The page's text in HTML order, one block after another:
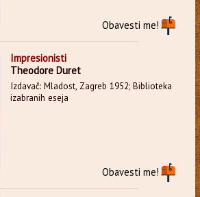
Obavesti me!
Impresionisti
Theodore Duret
Izdavač: Mladost, Zagreb 1952; Biblioteka
izabranih eseja
Obavesti me!